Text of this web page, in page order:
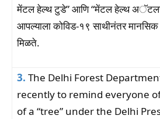
मेंटल हेल्थ टुडे” आणि “मेंटल हेल्थ
आपल्याला कोविड-१९ साथीनंतर मानसिक
मिळते.
3. The Delhi Forest
recently to remind everyone
of a “tree” under the Delhi